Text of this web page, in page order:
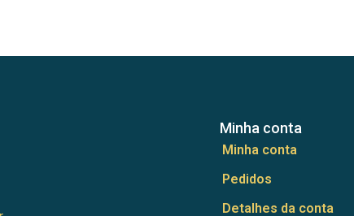
Minha conta
Minha conta
Pedidos
Detalhes da conta